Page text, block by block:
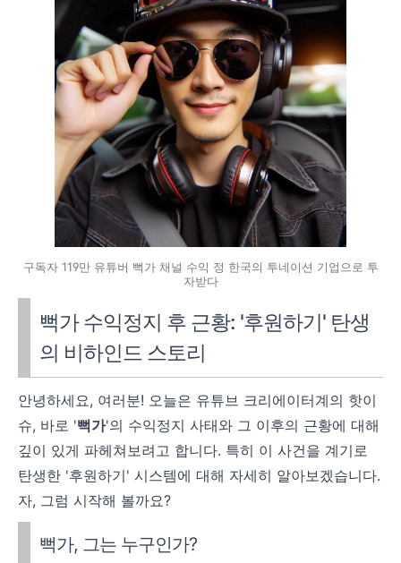
구독자 119만 유튜버 뻑가 채널 수익 정 한국의 투네이션 기업으로 투
자받다
뻑가 수익정지 후 근황: '후원하기' 탄생
의 비하인드 스토리
안녕하세요, 여러분! 오늘은 유튜브 크리에이터계의 핫이
슈, 바로 '뻑가'의 수익정지 사태와 그 이후의 근황에 대해
깊이 있게 파헤쳐보려고 합니다. 특히 이 사건을 계기로
탄생한 '후원하기' 시스템에 대해 자세히 알아보겠습니다.
자, 그럼 시작해 볼까요?
뻑가, 그는 누구인가?